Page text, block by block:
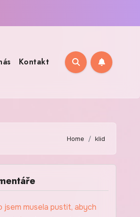
Kontakt
Home klid
jsem musela pustit, abych